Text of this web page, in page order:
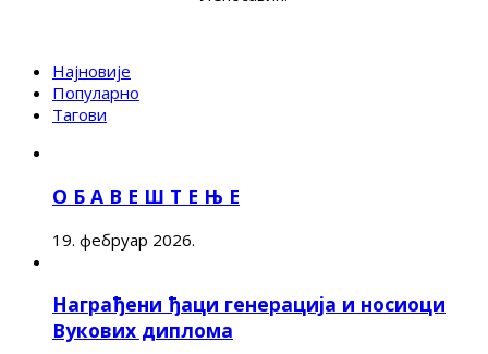
Најновије
Популарно
Тагови
О Б А В Е Ш Т Е Њ Е
19. фебруар 2026.
Награђени ђаци генерација и носиоци
Вукових диплома